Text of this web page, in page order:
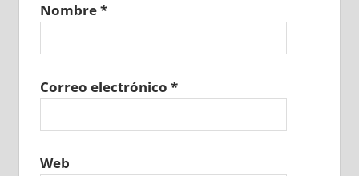
Nombre*
Correo electrónico *
Web